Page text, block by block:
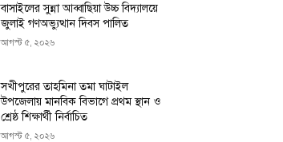
বাসাইলের সুন্না আব্বাছিয়া উচ্চ বিদ্যালয়ে
জুলাই গণঅভ্যুত্থান দিবস পালিত
আগস্ট ৫, ২০২৬
সখীপুরের তাহমিনা তমা ঘাটাইল
উপজেলায় মানবিক বিভাগে প্রথম স্থান ও
শ্রেষ্ঠ শিক্ষার্থী নির্বাচিত
আগস্ট ৫, ২০২৬